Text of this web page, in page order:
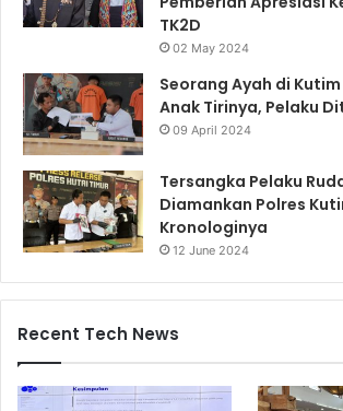
TK2D
02 May 2024
Seorang Ayah di
Anak Tirinya, Pelaku
09 April 2024
Tersangka Pelaku
Diamankan Polres
Kronologinya
12 June 2024
Recent Tech News